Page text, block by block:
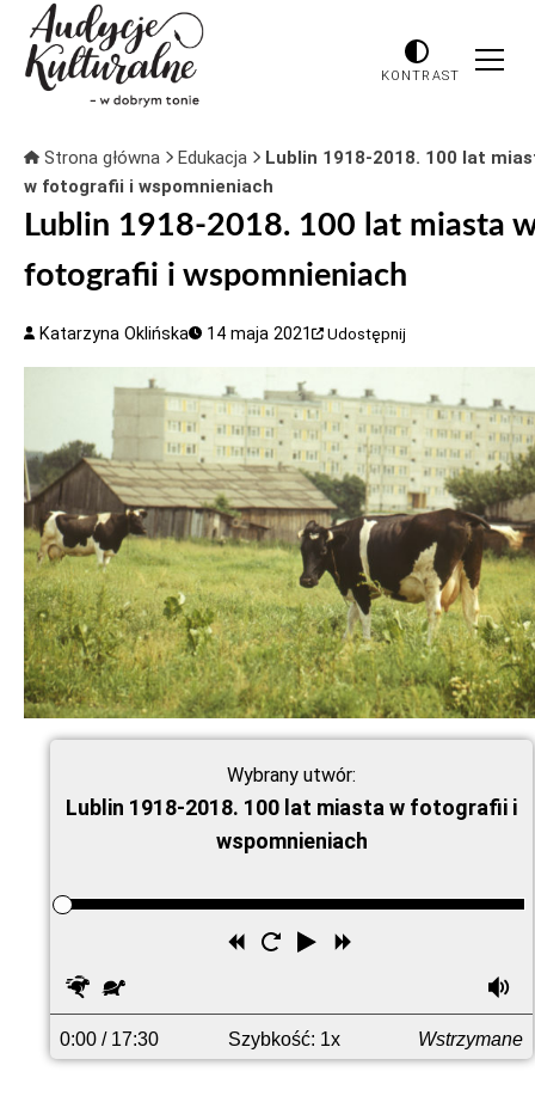
KONTRAST
Strona główna Edukacja
Lublin 1918-2018. 100 lat
w fotografii i wspomnieniach
Lublin 1918-2018. 100 lat miasta
fotografii i wspomnieniach
Katarzyna Oklińska 14 maja 2021 Udostępnij
Wybrany utwór:
Lublin 1918-2018. 100 lat miasta w fotografii i
wspomnieniach
Odtwórz
Uruchom
Przewiń
przodu
Szybciej
0:00 / 17:30 Szybkość: 1x Wstrzymane